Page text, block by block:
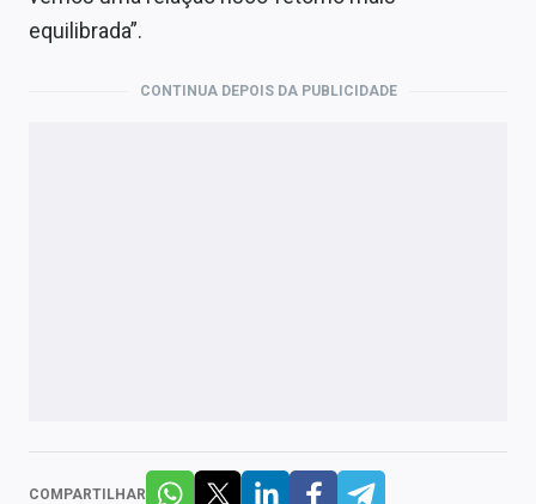
equilibrada”.
CONTINUA DEPOIS DA PUBLICIDADE
COMPARTILHAR